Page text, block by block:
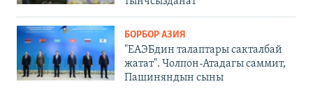
БОРБОР АЗИЯ
"ЕАЭБдин талаптары сакталбай
жатат". Чолпон-Атадагы саммит,
Пашиняндын сыны